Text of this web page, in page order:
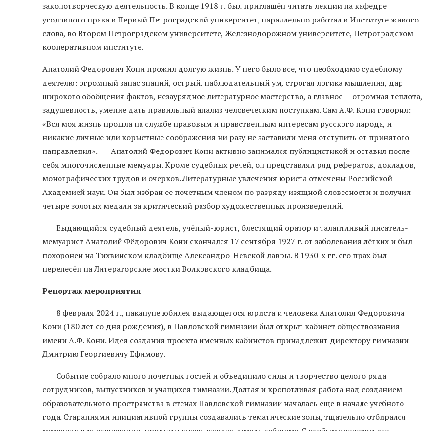
законотворческую деятельность. В конце 1918 г. был приглашён читать лекции на кафедре
уголовного права в Первый Петроградский университет, параллельно работал в Институте живого
слова, во Втором Петроградском университете, Железнодорожном университете, Петроградском
кооперативном институте.
Анатолий Федорович Кони прожил долгую жизнь. У него было все, что необходимо судебному
деятелю: огромный запас знаний, острый, наблюдательный ум, строгая логика мышления, дар
широкого обобщения фактов, незаурядное литературное мастерство, а главное — огромная теплота,
задушевность, умение дать правильный анализ человеческим поступкам. Сам А.Ф. Кони говорил:
«Вся моя жизнь прошла на службе правовым и нравственным интересам русского народа, и
никакие личные или корыстные соображения ни разу не заставили меня отступить от принятого
направления». Анатолий Федорович Кони активно занимался публицистикой и оставил после
себя многочисленные мемуары. Кроме судебных речей, он представлял ряд рефератов, докладов,
монографических трудов и очерков. Литературные увлечения юриста отмечены Российской
Академией наук. Он был избран ее почетным членом по разряду изящной словесности и получил
четыре золотых медали за критический разбор художественных произведений.
Выдающийся судебный деятель, учёный-юрист, блестящий оратор и талантливый писатель-
мемуарист Анатолий Фёдорович Кони скончался 17 сентября 1927 г. от заболевания лёгких и был
похоронен на Тихвинском кладбище Александро-Невской лавры. В 1930-х гг. его прах был
перенесён на Литераторские мостки Волковского кладбища.
Репортаж мероприятия
8 февраля 2024 г., накануне юбилея выдающегося юриста и человека Анатолия Федоровича
Кони (180 лет со дня рождения), в Павловской гимназии был открыт кабинет обществознания
имени А.Ф. Кони. Идея создания проекта именных кабинетов принадлежит директору гимназии —
Дмитрию Георгиевичу Ефимову.
Событие собрало много почетных гостей и объединило силы и творчество целого ряда
сотрудников, выпускников и учащихся гимназии. Долгая и кропотливая работа над созданием
образовательного пространства в стенах Павловской гимназии началась еще в начале учебного
года. Стараниями инициативной группы создавались тематические зоны, тщательно отбирался